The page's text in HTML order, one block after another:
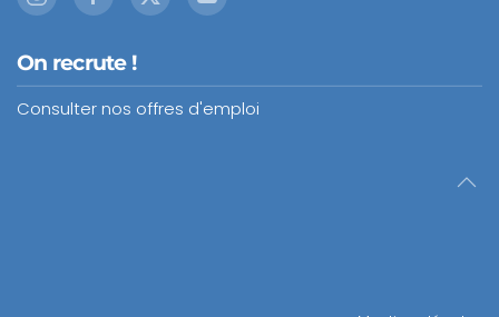
On recrute !
Consulter nos offres d'emploi